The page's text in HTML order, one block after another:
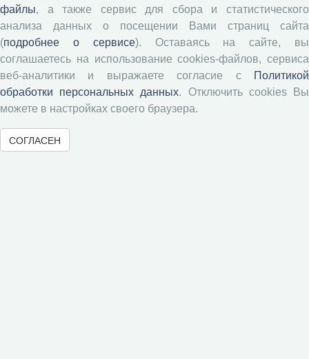
Журналы ВолНЦ РАН
Экономические и социальные перемены
Проблемы развития территории
Вопросы территориального развития
Юный экономист
файлы, а также сервис для сбора и статистического
анализа данных о посещении Вами страниц сайта
(подробнее о сервисе). Оставаясь на сайте, вы
соглашаетесь на использование cookies-файлов, сервиса
веб-аналитики и выражаете согласие с
Политикой
обработки персональных данных. Отключить cookies Вы
можете в настройках своего браузера.
СОГЛАСЕН